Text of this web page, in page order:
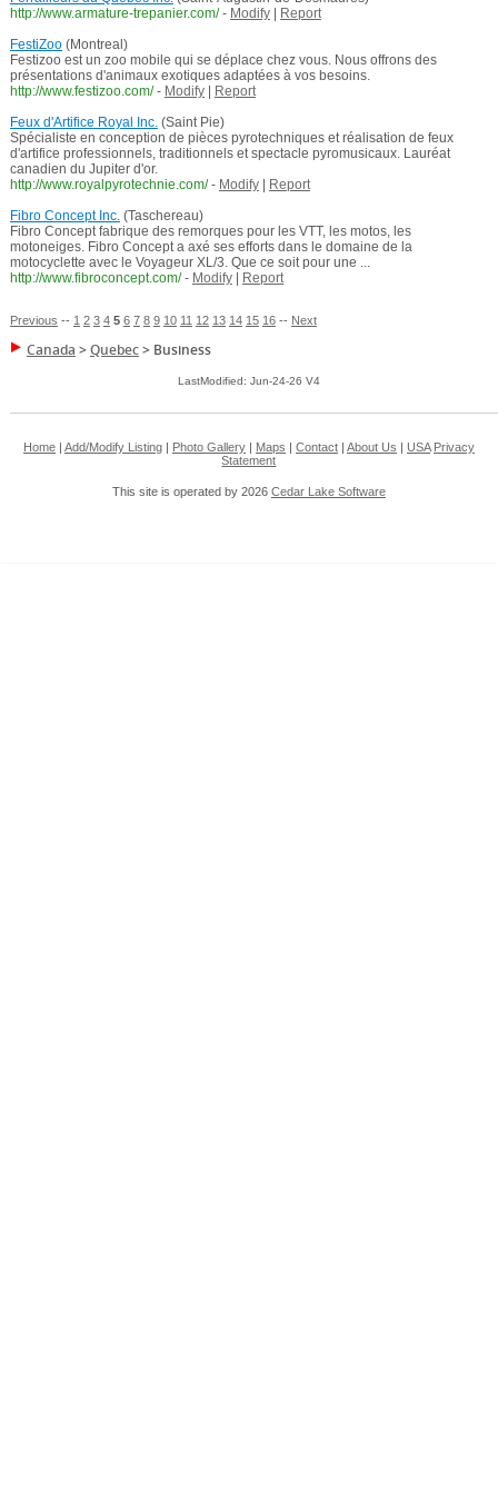
http://www.armature-trepanier.com/ - Modify|
Report
FestiZoo(Montreal)
Festizoo est un zoo mobile qui se déplace chez vous. Nous offrons des
présentations d'animaux exotiques adaptées à vos besoins.
http://www.festizoo.com/ - Modify|
Report
Feux d'Artifice Royal Inc.(Saint Pie)
Spécialiste en conception de pièces pyrotechniques et réalisation de feux
d'artifice professionnels, traditionnels et spectacle pyromusicaux. Lauréat
canadien du Jupiter d'or.
http://www.royalpyrotechnie.com/ - Modify|
Report
Fibro Concept Inc.(Taschereau)
Fibro Concept fabrique des remorques pour les VTT, les motos, les
motoneiges. Fibro Concept a axé ses efforts dans le domaine de la
motocyclette avec le Voyageur XL/3. Que ce soit pour une ...
http://www.fibroconcept.com/ - Modify| Report
Previous -- 1 2 3 4 5 6 7 8 9 10 11 12 13 14 15 16-- Next
Canada >Quebec> Business
LastModified: Jun-24-26 V4
Home| Add/Modify Listing| Photo Gallery| Maps Contact| About Us USA Privacy
Statement
This site is operated by 2026 Cedar Lake Software